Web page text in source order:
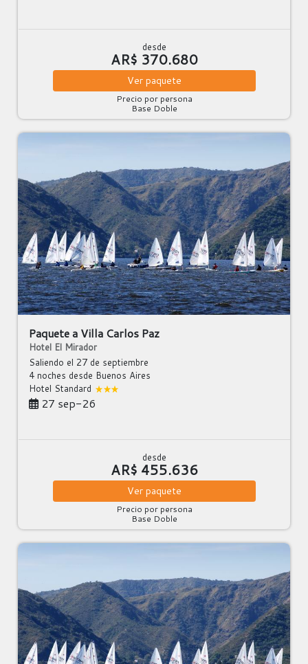
desde
AR$ 370.680
Ver paquete
Precio por persona
Base Doble
Paquete a Villa Carlos Paz
Hotel El Mirador
Saliendo el 27 de septiembre
4 noches desde Buenos Aires
Hotel Standard
27 sep-26
desde
AR$ 455.636
Ver paquete
Precio por persona
Base Doble